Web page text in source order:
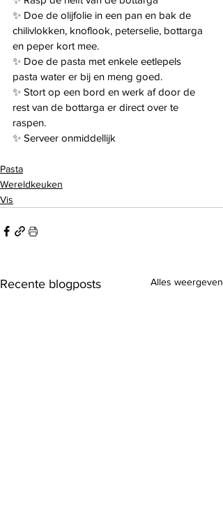
✨ Doe de olijfolie in een pan en bak de
chilivlokken, knoflook, peterselie, bottarga
en peper kort mee.
✨ Doe de pasta met enkele eetlepels
pasta water er bij en meng goed.
✨ Stort op een bord en werk af door de
rest van de bottarga er direct over te
raspen.
✨ Serveer onmiddellijk
Pasta
Wereldkeuken
Vis
Recente blogposts Alles weergeven